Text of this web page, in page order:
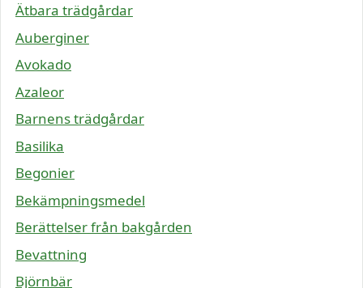
Ätbara trädgårdar
Auberginer
Avokado
Azaleor
Barnens trädgårdar
Basilika
Begonier
Bekämpningsmedel
Berättelser från bakgården
Bevattning
Björnbär